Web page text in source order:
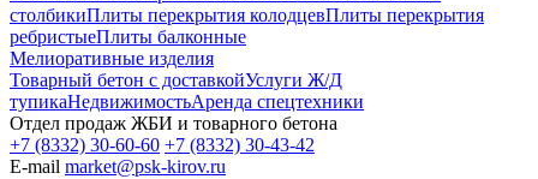
столбикиПлиты перекрытия колодцевПлиты перекрытия
ребристыеПлиты балконные
Мелиоративные изделия
Товарный бетон с доставкойУслуги Ж/Д
тупикаНедвижимостьАренда спецтехники
Отдел продаж ЖБИ и товарного бетона
+7 (8332) 30-60-60 +7 (8332) 30-43-42
E-mail market@psk-kirov.ru